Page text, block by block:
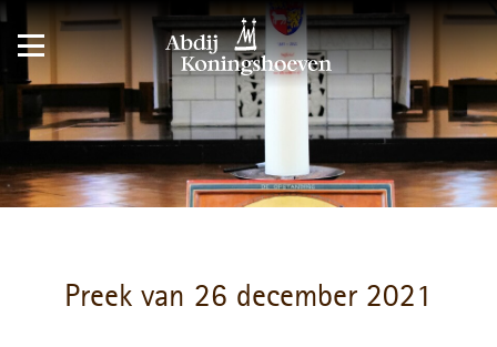
Preek van 26 december 2021